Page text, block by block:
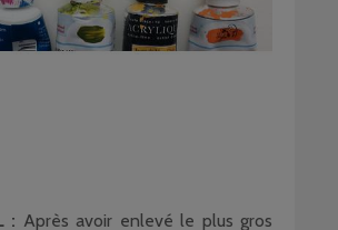
: Après avoir enlevé le plus gros